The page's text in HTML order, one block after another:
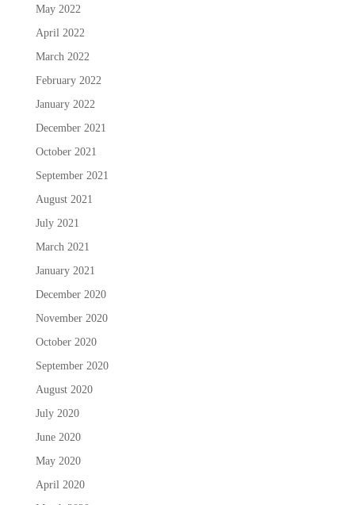
May 2022
April 2022
March 2022
February 2022
January 2022
December 2021
October 2021
September 2021
August 2021
July 2021
March 2021
January 2021
December 2020
November 2020
October 2020
September 2020
August 2020
July 2020
June 2020
May 2020
April 2020